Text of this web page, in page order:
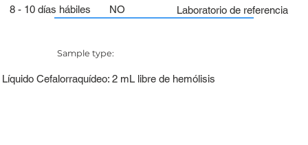
8 - 10 días hábiles Laboratorio de referencia
NO
Sample type:
Líquido Cefalorraquídeo: 2 mL libre de hemólisis